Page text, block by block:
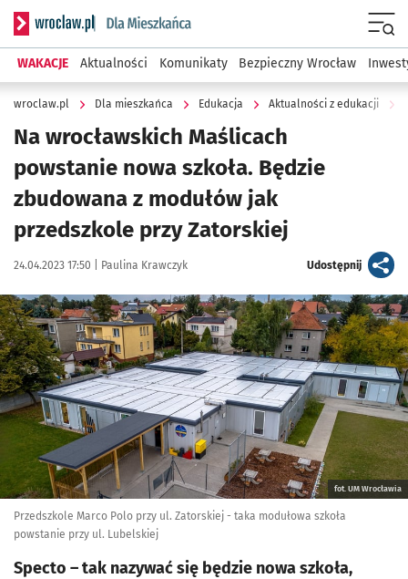
Serwis informacyjny wroclaw.pl podserwis: Dla mieszkańca
WAKACJE Aktualności Komunikaty Bezpieczny Wrocław
wroclaw.pl Dla mieszkańca Edukacja Aktualności z edukacji
Na wrocławskich Maślicach
powstanie nowa szkoła. Będzie
zbudowana z modułów jak
przedszkole przy Zatorskiej
Data publikacji:
24.04.2023 17:50 | Autor:
Paulina Krawczyk Udostępnijartykuł
Kliknij, aby powiększyć
fot. UM Wrocławia
Przedszkole Marco Polo przy ul. Zatorskiej - taka modułowa szkoła
powstanie przy ul. Lubelskiej
Specto – tak nazywać się będzie nowa szkoła,